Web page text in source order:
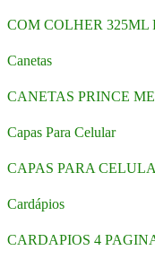
COM COLHER 325ML
Canetas
CANETAS PRINCE
Capas Para Celular
CAPAS PARA
Cardápios
CARDAPIOS 4